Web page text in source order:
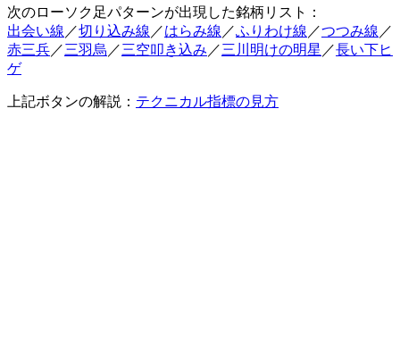
次のローソク足パターンが出現した銘柄リスト：
出会い線 ／切り込み線 ／はらみ線 ／ふりわけ線 ／つつみ線 ／
赤三兵／三羽烏 ／三空叩き込み ／三川明けの明星 ／長い下ヒ
ゲ
上記ボタンの解説： テクニカル指標の見方